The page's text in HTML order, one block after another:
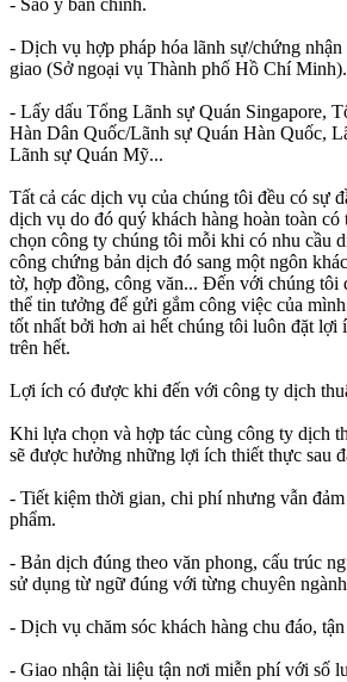
- Sao y bản chính.
- Dịch vụ hợp pháp hóa lãnh sự/chứng
giao (Sở ngoại vụ Thành phố Hồ Chí Minh).
- Lấy dấu Tổng Lãnh sự Quán Singapore,
Hàn Dân Quốc/Lãnh sự Quán Hàn Quốc,
Lãnh sự Quán Mỹ...
Tất cả các dịch vụ của chúng tôi đều có sự
dịch vụ do đó quý khách hàng hoàn toàn
chọn công ty chúng tôi mỗi khi có nhu cầu
công chứng bản dịch đó sang một ngôn
tờ, hợp đồng, công văn... Đến với chúng tôi
thể tin tưởng để gửi gắm công việc của
tốt nhất bởi hơn ai hết chúng tôi luôn đặt lợi
trên hết.
Lợi ích có được khi đến với công ty dịch
Khi lựa chọn và hợp tác cùng công ty dịch
sẽ được hưởng những lợi ích thiết thực sau
- Tiết kiệm thời gian, chi phí nhưng vẫn
phẩm.
- Bản dịch đúng theo văn phong, cấu trúc
sử dụng từ ngữ đúng với từng chuyên
- Dịch vụ chăm sóc khách hàng chu đáo,
- Giao nhận tài liệu tận nơi miễn phí với số